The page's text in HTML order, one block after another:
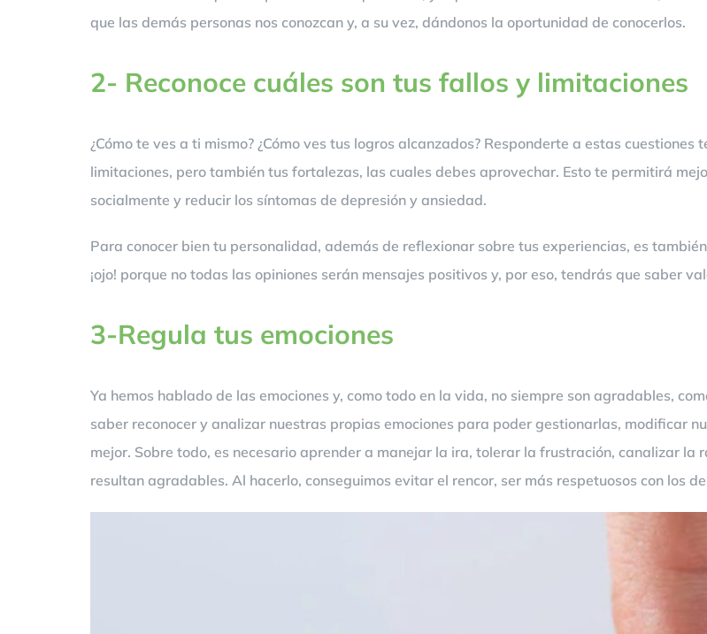
que las demás personas nos conozcan y, a su vez, dándonos la oportunidad de conocerlos.
2- Reconoce cuáles son tus fallos y limitaciones
¿Cómo te ves a ti mismo? ¿Cómo ves tus logros alcanzados? Responderte a estas
limitaciones, pero también tus fortalezas, las cuales debes aprovechar. Esto te permitirá
socialmente y reducir los síntomas de depresión y ansiedad.
Para conocer bien tu personalidad, además de reflexionar sobre tus experiencias, es
¡ojo! porque no todas las opiniones serán mensajes positivos y, por eso, tendrás que saber
3-Regula tus emociones
Ya hemos hablado de las emociones y, como todo en la vida, no siempre son agradables,
saber reconocer y analizar nuestras propias emociones para poder gestionarlas, modificar
mejor. Sobre todo, es necesario aprender a manejar la ira, tolerar la frustración, canalizar la
resultan agradables. Al hacerlo, conseguimos evitar el rencor, ser más respetuosos con los